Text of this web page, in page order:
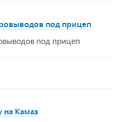
под прицеп
под прицеп
на Камаз